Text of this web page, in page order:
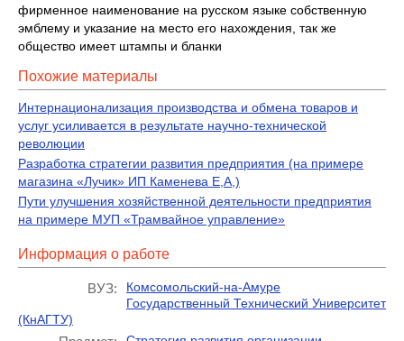
фирменное наименование на русском языке собственную
эмблему и указание на место его нахождения, так же
общество имеет штампы и бланки
Похожие материалы
Интернационализация производства и обмена товаров и
услуг усиливается в результате научно-технической
революции
Разработка стратегии развития предприятия (на примере
магазина «Лучик» ИП Каменева Е,А,)
Пути улучшения хозяйственной деятельности предприятия
на примере МУП «Трамвайное управление»
Информация о работе
ВУЗ:
Комсомольский-на-Амуре
Государственный Технический Университет
(КнАГТУ)